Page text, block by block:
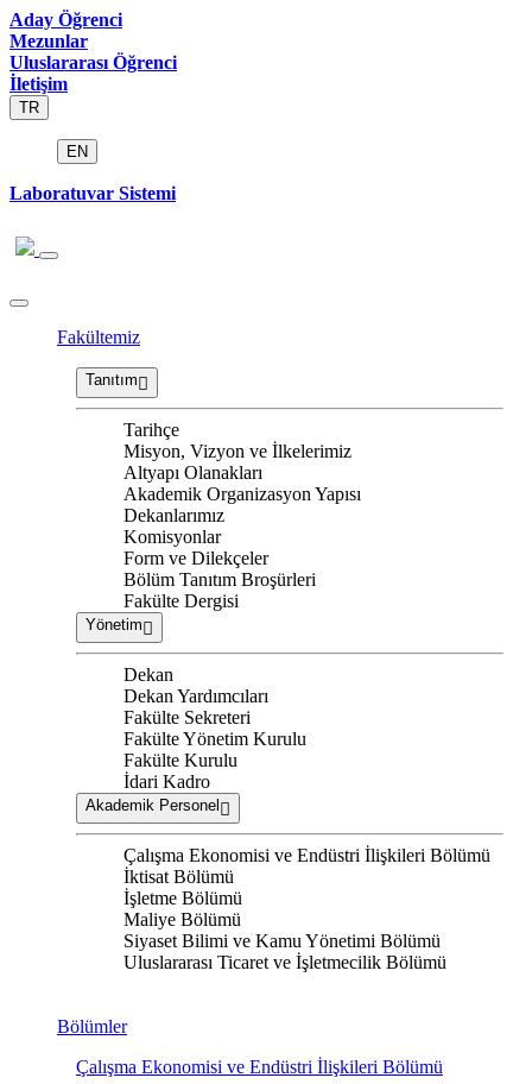
Aday Öğrenci
Mezunlar
Uluslararası Öğrenci
İletişim
TR
EN
Laboratuvar Sistemi
Fakültemiz
Tanıtım
Tarihçe
Misyon, Vizyon ve İlkelerimiz
Altyapı Olanakları
Akademik Organizasyon Yapısı
Dekanlarımız
Komisyonlar
Form ve Dilekçeler
Bölüm Tanıtım Broşürleri
Fakülte Dergisi
Yönetim
Dekan
Dekan Yardımcıları
Fakülte Sekreteri
Fakülte Yönetim Kurulu
Fakülte Kurulu
İdari Kadro
Akademik Personel
Çalışma Ekonomisi ve Endüstri İlişkileri Bölümü
İktisat Bölümü
İşletme Bölümü
Maliye Bölümü
Siyaset Bilimi ve Kamu Yönetimi Bölümü
Uluslararası Ticaret ve İşletmecilik Bölümü
Bölümler
Çalışma Ekonomisi ve Endüstri İlişkileri Bölümü